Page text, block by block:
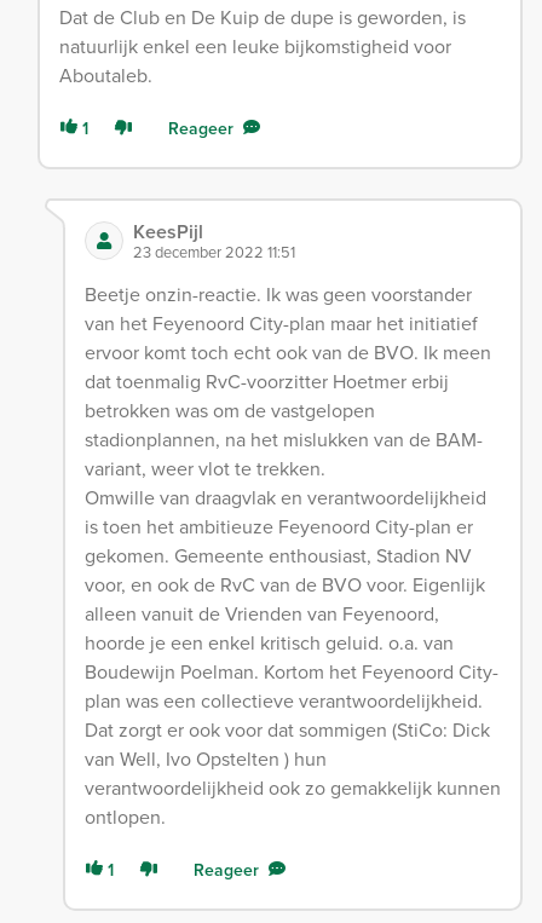
Dat de Club en De Kuip de dupe is geworden, is
natuurlijk enkel een leuke bijkomstigheid voor
Aboutaleb.
1 Reageer
KeesPijl
23 december 2022 11:51
Beetje onzin-reactie. Ik was geen voorstander
van het Feyenoord City-plan maar het initiatief
ervoor komt toch echt ook van de BVO. Ik meen
dat toenmalig RvC-voorzitter Hoetmer erbij
betrokken was om de vastgelopen
stadionplannen, na het mislukken van de BAM-
variant, weer vlot te trekken.
Omwille van draagvlak en verantwoordelijkheid
is toen het ambitieuze Feyenoord City-plan er
gekomen. Gemeente enthousiast, Stadion NV
voor, en ook de RvC van de BVO voor. Eigenlijk
alleen vanuit de Vrienden van Feyenoord,
hoorde je een enkel kritisch geluid. o.a. van
Boudewijn Poelman. Kortom het Feyenoord City-
plan was een collectieve verantwoordelijkheid.
Dat zorgt er ook voor dat sommigen (StiCo: Dick
van Well, Ivo Opstelten ) hun
verantwoordelijkheid ook zo gemakkelijk kunnen
ontlopen.
1 Reageer